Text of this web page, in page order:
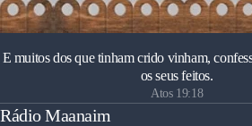
E muitos dos que tinham crido vinham,
os seus feitos.
Atos 19:18
Rádio Maanaim